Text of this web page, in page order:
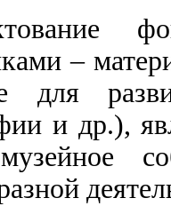
–
для
и др.),